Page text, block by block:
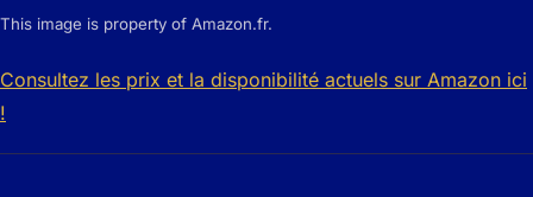
This image is property of Amazon.fr.
Consultez les prix et la disponibilité actuels sur Amazon ici
!